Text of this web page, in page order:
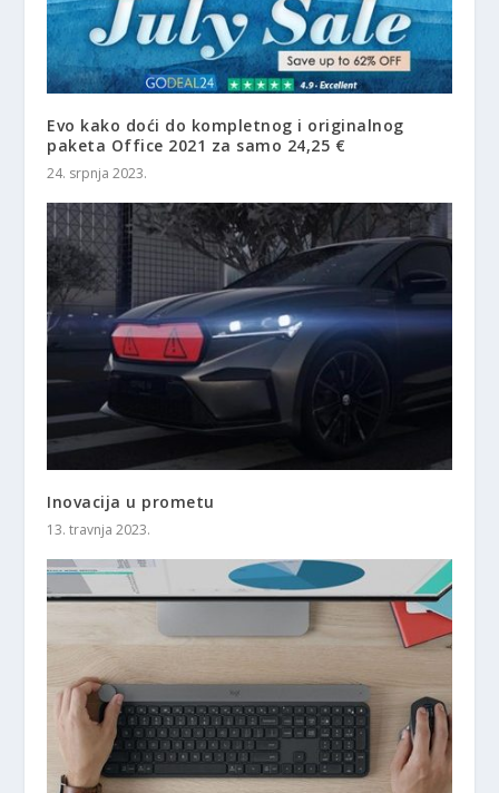
Evo kako doći do kompletnog i originalnog
paketa Office 2021 za samo 24,25 €
24. srpnja 2023.
Inovacija u prometu
13. travnja 2023.